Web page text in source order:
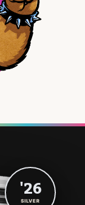
'26
SILVER